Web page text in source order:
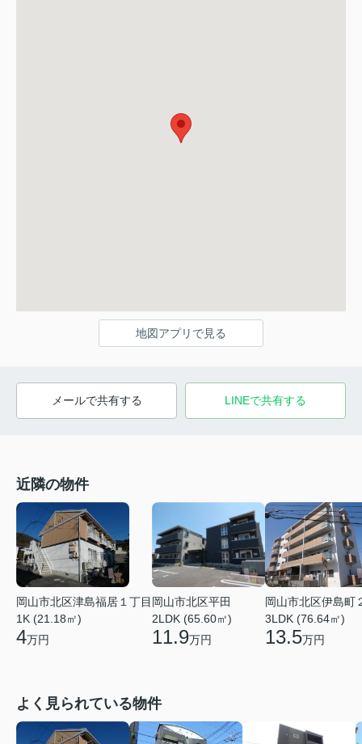
地図アプリで見る
メールで共有する LINEで共有する
近隣の物件
岡山市北区津島福居１丁目
1K (21.18㎡)
4万円
岡山市北区平田
2LDK (65.60㎡)
11.9万円
岡山市北区伊島町
3LDK (76.64㎡)
13.5万円
よく見られている物件